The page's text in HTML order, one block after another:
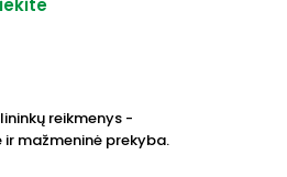
reikmenys -
ir mažmeninė prekyba.